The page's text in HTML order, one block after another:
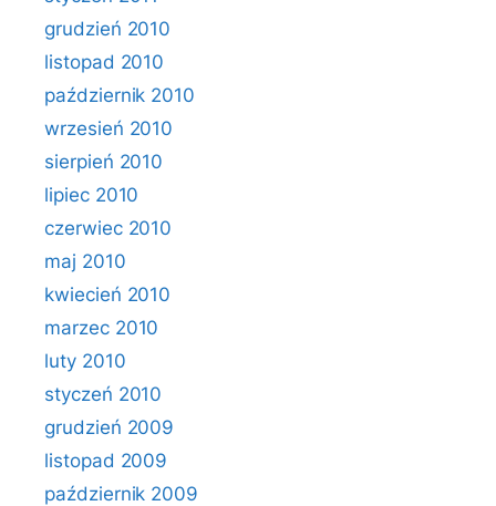
grudzień 2010
listopad 2010
październik 2010
wrzesień 2010
sierpień 2010
lipiec 2010
czerwiec 2010
maj 2010
kwiecień 2010
marzec 2010
luty 2010
styczeń 2010
grudzień 2009
listopad 2009
październik 2009